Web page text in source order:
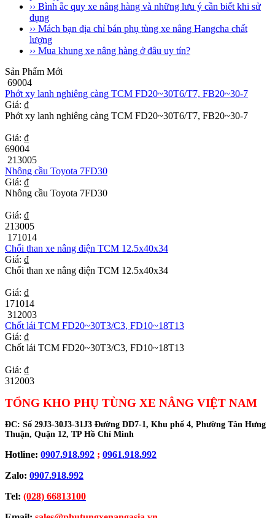
›› Bình ắc quy xe nâng hàng và những lưu ý cần biết khi sử
dụng
›› Mách bạn địa chỉ bán phụ tùng xe nâng Hangcha chất
lượng
›› Mua khung xe nâng hàng ở đâu uy tín?
Sản Phẩm Mới
69004
Phớt xy lanh nghiêng càng TCM FD20~30T6/T7, FB20~30-7
Giá: ₫
Phớt xy lanh nghiêng càng TCM FD20~30T6/T7, FB20~30-7
Giá: ₫
69004
213005
Nhông cầu Toyota 7FD30
Giá: ₫
Nhông cầu Toyota 7FD30
Giá: ₫
213005
171014
Chổi than xe nâng điện TCM 12.5x40x34
Giá: ₫
Chổi than xe nâng điện TCM 12.5x40x34
Giá: ₫
171014
312003
Chốt lái TCM FD20~30T3/C3, FD10~18T13
Giá: ₫
Chốt lái TCM FD20~30T3/C3, FD10~18T13
Giá: ₫
312003
TỔNG KHO PHỤ TÙNG XE NÂNG VIỆT NAM
ĐC: Số 29J3-30J3-31J3 Đường DD7-1, Khu phố 4, Phường Tân Hưng
Thuận, Quận 12, TP Hồ Chí Minh
Hotline: 0907.918.992 ; 0961.918.992
Zalo: 0907.918.992
Tel: (028) 66813100